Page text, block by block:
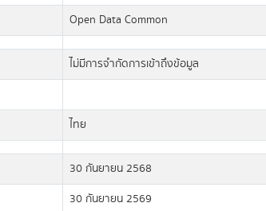
Open Data Common
ไม่มีการจำกัดการเข้าถึงข้อมูล
ไทย
30 กันยายน 2568
30 กันยายน 2569